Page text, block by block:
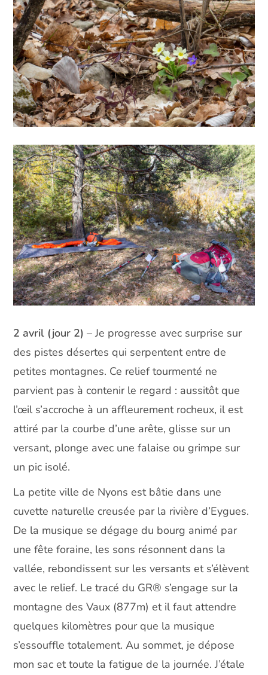
2 avril (jour 2) – Je progresse avec surprise sur
des pistes désertes qui serpentent entre de
petites montagnes. Ce relief tourmenté ne
parvient pas à contenir le regard : aussitôt que
l’œil s’accroche à un affleurement rocheux, il est
attiré par la courbe d’une arête, glisse sur un
versant, plonge avec une falaise ou grimpe sur
un pic isolé.
La petite ville de Nyons est bâtie dans une
cuvette naturelle creusée par la rivière d’Eygues.
De la musique se dégage du bourg animé par
une fête foraine, les sons résonnent dans la
vallée, rebondissent sur les versants et s’élèvent
avec le relief. Le tracé du GR® s’engage sur la
montagne des Vaux (877m) et il faut attendre
quelques kilomètres pour que la musique
s’essouffle totalement. Au sommet, je dépose
mon sac et toute la fatigue de la journée. J’étale